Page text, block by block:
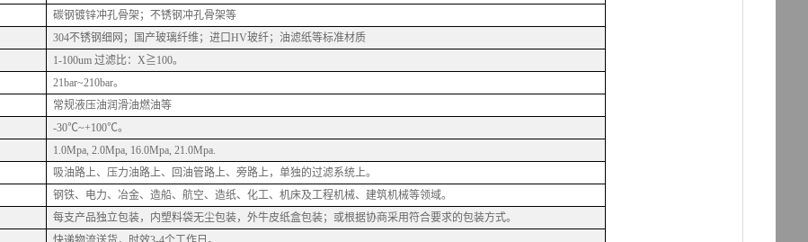
碳钢镀锌冲孔骨架；不锈钢冲孔骨架等
304不锈钢细网；国产玻璃纤维；进口HV玻纤；油滤纸等标准材质
1-100um 过滤比：X≧100。
21bar~210bar。
常规液压油润滑油燃油等
-30℃~+100℃。
1.0Mpa, 2.0Mpa, 16.0Mpa, 21.0Mpa.
吸油路上、压力油路上、回油管路上、旁路上，单独的过滤系统上。
钢铁、电力、冶金、造船、航空、造纸、化工、机床及工程机械、建筑机械等领域。
每支产品独立包装，内塑料袋无尘包装，外牛皮纸盒包装；或根据协商采用符合要求的包装方式。